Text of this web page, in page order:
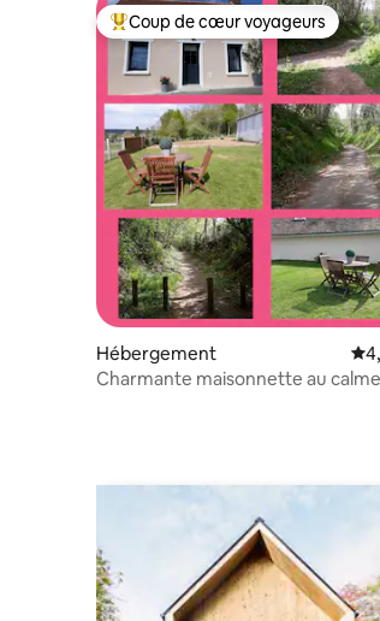
Coups de cœur voyageurs les
Coup de cœur voyageurs
Hébergement
Charmante maisonnette au calme